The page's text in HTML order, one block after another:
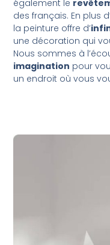
également le
des français. En plus
la peinture offre d’
une décoration qui
Nous sommes à
imagination pour
un endroit où vous